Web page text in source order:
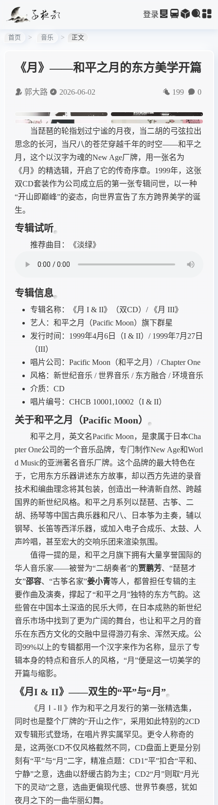
登录
首页 音乐 正文
《月》——和平之月的东方美学开篇
郭大路 2026-06-02 199 0
当琵琶的轮指划过宁谧的月夜，当二胡的弓弦拉出
思念的长河，当尺八的苍茫穿越千年的时空——和平之
月，这个以汉字为魂的New Age厂牌，用一张名为
《月》的精选辑，开启了它的传奇序章。1999年，这张
双CD套装作为公司成立后的第一张专辑问世，以一种
“开山即巅峰”的姿态，向世界宣告了东方跨界美学的诞
生。
专辑试听
推荐曲目：《淡绿》
专辑信息
专辑名称：《月 I & II》（双CD）/ 《月 III》
艺人：和平之月（Pacific Moon）旗下群星
发行时间：1999年4月6日（I & II）/ 1999年7月27日
（III）
唱片公司：Pacific Moon（和平之月）/ Chapter One
风格：新世纪音乐 / 世界音乐 / 东方融合 / 环境音乐
介质：CD
唱片编号：CHCB 10001,10002（I & II）
关于和平之月（Pacific Moon）
和平之月，英文名Pacific Moon，是隶属于日本Cha
pter One公司的一个音乐品牌，专门制作New Age和Worl
d Music的亚洲著名音乐厂牌。这个品牌的最大特色在
于，它用东方乐器讲述东方故事，却以西方先进的录音
技术和编曲理念将其包装，创造出一种清新自然、跨越
国界的新世纪风格。和平之月系列以琵琶、古筝、二
胡、扬琴等中国古典乐器和尺八、日本筝为主奏，辅以
钢琴、长笛等西洋乐器，或加入电子合成乐、太鼓、人
声吟唱，甚至宏大的交响乐团来渲染氛围。
值得一提的是，和平之月旗下拥有大量享誉国际的
华人音乐家——被誉为“二胡奏者”的贾鹏芳、“琵琶才
女”邵容、“古筝名家”姜小青等人，都曾担任专辑的主
要作曲及演奏，撑起了“和平之月”独特的东方气韵。这
些曾在中国本土深造的民乐大师，在日本成熟的新世纪
音乐市场中找到了更为广阔的舞台，也让和平之月的音
乐在东西方文化的交融中显得游刃有余、浑然天成。公
司99%以上的专辑都用一个汉字来作为名称，显示了专
辑本身的特点和音乐人的风格，“月”便是这一切美学的
开篇与缩影。
《月I & II》——双生的“平”与“月”
《月Ⅰ-Ⅱ》作为和平之月发行的第一张精选集，
同时也是整个厂牌的“开山之作”，采用如此特别的2CD
双专辑形式登场，在唱片界实属罕见。更令人称奇的
是，这两张CD不仅风格截然不同，CD盘面上更是分别
刻有“平”与“月”二字，精准点题：CD1“平”扣合“平和、
宁静”之意，选曲以舒缓古韵为主；CD2“月”则取“月光
下的灵动”之意，选曲更偏现代感、世界节奏感，犹如
夜月之下的一曲华丽幻舞。